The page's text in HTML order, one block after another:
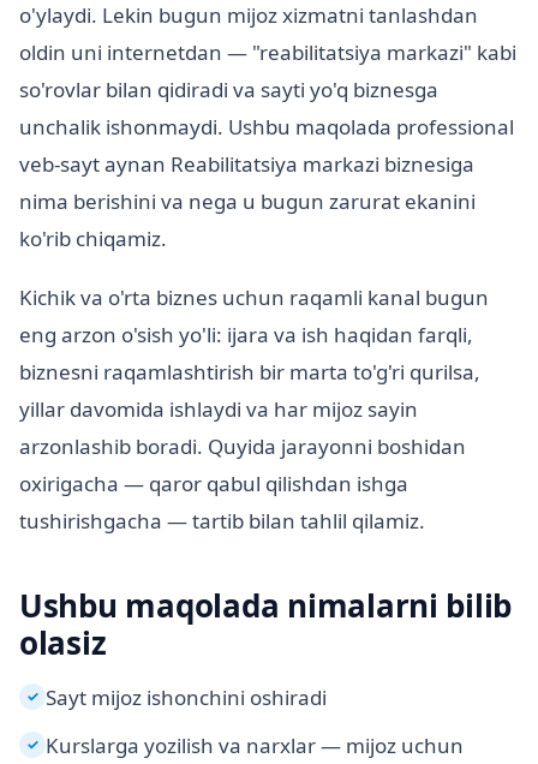
o'ylaydi. Lekin bugun mijoz xizmatni tanlashdan
oldin uni internetdan — "reabilitatsiya markazi" kabi
so'rovlar bilan qidiradi va sayti yo'q biznesga
unchalik ishonmaydi. Ushbu maqolada professional
veb-sayt aynan Reabilitatsiya markazi biznesiga
nima berishini va nega u bugun zarurat ekanini
ko'rib chiqamiz.
Kichik va o'rta biznes uchun raqamli kanal bugun
eng arzon o'sish yo'li: ijara va ish haqidan farqli,
biznesni raqamlashtirish bir marta to'g'ri qurilsa,
yillar davomida ishlaydi va har mijoz sayin
arzonlashib boradi. Quyida jarayonni boshidan
oxirigacha — qaror qabul qilishdan ishga
tushirishgacha — tartib bilan tahlil qilamiz.
Ushbu maqolada nimalarni bilib
olasiz
✓ Sayt mijoz ishonchini oshiradi
✓ Kurslarga yozilish va narxlar — mijoz uchun